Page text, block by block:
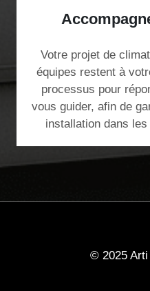
Votre projet de
équipes restent à
processus pour
vous guider, afin de
installation dans
© 2025